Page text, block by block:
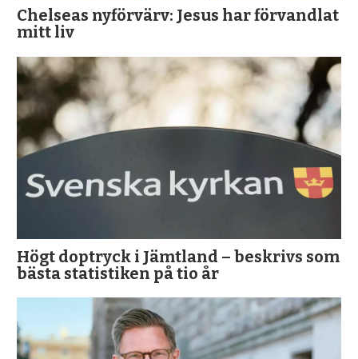
Chelseas nyförvärv: Jesus har förvandlat
mitt liv
Högt doptryck i Jämtland – beskrivs som
bästa statistiken på tio år